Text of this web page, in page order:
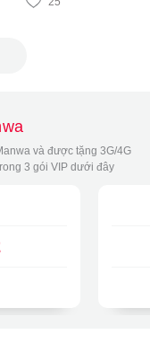
và được tặng 3G/4G
3 gói VIP dưới đây